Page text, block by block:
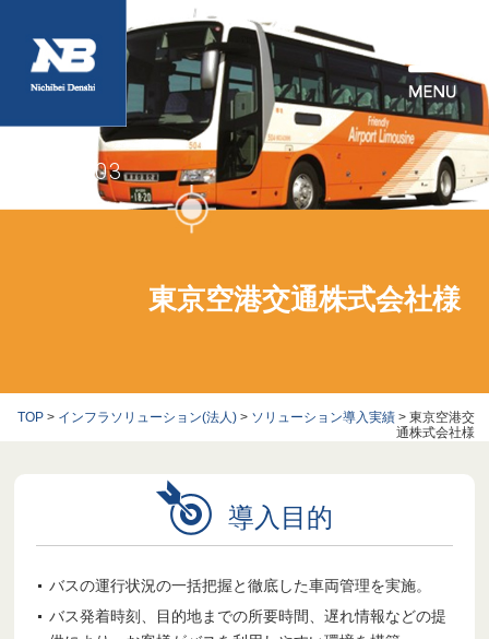
TOP> インフラソリューション(法人)> ソリューション導入実績> 東京空港交
通株式会社様
東京空港交通株式会社様
CASE03
導入目的
バスの運行状況の一括把握と徹底した車両管理を実施。
バス発着時刻、目的地までの所要時間、遅れ情報などの提